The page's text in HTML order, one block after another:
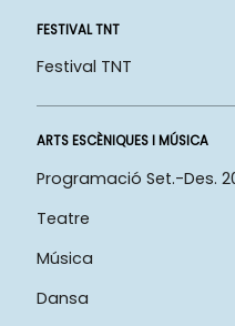
FESTIVAL TNT
Festival TNT
ARTS ESCÈNIQUES I MÚSICA
Programació Set.-Des.
Teatre
Música
Dansa